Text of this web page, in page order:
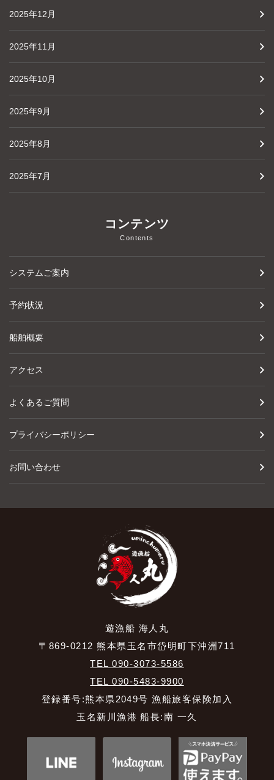
2025年12月
2025年11月
2025年10月
2025年9月
2025年8月
2025年7月
コンテンツ
Contents
システムご案内
予約状況
船舶概要
アクセス
よくあるご質問
プライバシーポリシー
お問い合わせ
遊漁船 海人丸
〒869-0212 熊本県玉名市岱明町下沖洲711
TEL 090-3073-5586
TEL 090-5483-9900
登録番号:熊本県2049号 漁船旅客保険加入
玉名新川漁港 船長:南 一久